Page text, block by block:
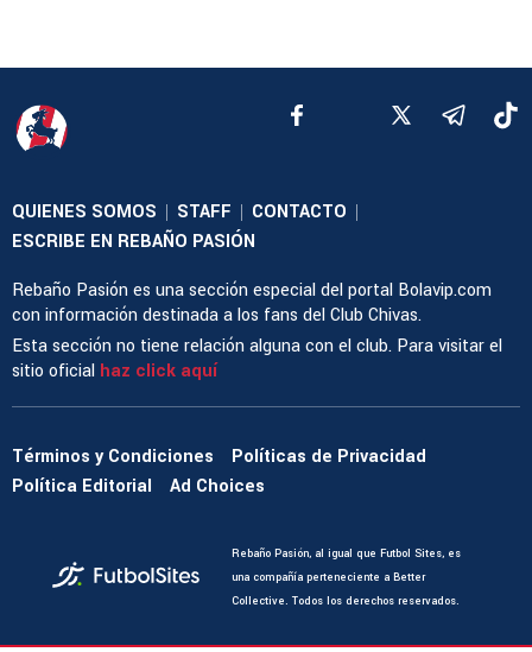
QUIENES SOMOS | STAFF | CONTACTO |
ESCRIBE EN REBAÑO PASIÓN
Rebaño Pasión es una sección especial del portal Bolavip.com
con información destinada a los fans del Club Chivas.
Esta sección no tiene relación alguna con el club. Para visitar el
sitio oficial haz click aquí
Términos y Condiciones
Políticas de Privacidad
Política Editorial
Ad Choices
Rebaño Pasión, al igual que Futbol Sites, es
una compañía perteneciente a Better
Collective. Todos los derechos reservados.